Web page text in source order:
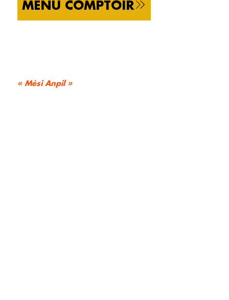
MENU COMPTOIR
« Mèsi Anpil »